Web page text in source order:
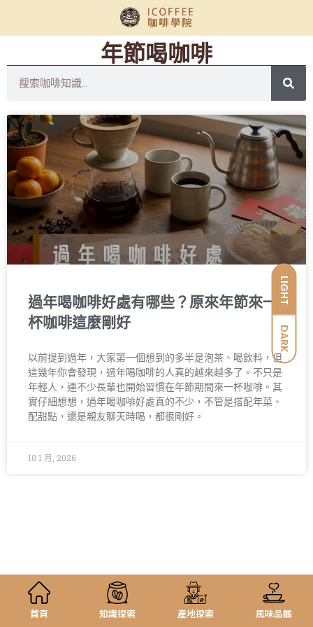
LIGHT
DARK
年節喝咖啡
過年喝咖啡好處有哪些？原來年節來一
杯咖啡這麼剛好
以前提到過年，大家第一個想到的多半是泡茶、喝飲料，但
這幾年你會發現，過年喝咖啡的人真的越來越多了。不只是
年輕人，連不少長輩也開始習慣在年節期間來一杯咖啡。其
實仔細想想，過年喝咖啡好處真的不少，不管是搭配年菜、
配甜點，還是親友聊天時喝，都很剛好。
10 1 月, 2026
首頁 知識探索 產地探索 風味品鑑